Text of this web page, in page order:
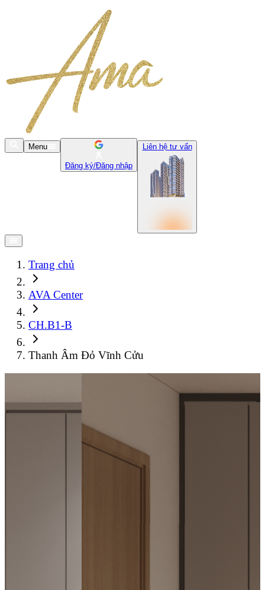
Menu
Đăng ký/Đăng nhập
Liên hệ tư vấn
Trang chủ
AVA Center
CH.B1-B
Thanh Âm Đỏ Vĩnh Cửu